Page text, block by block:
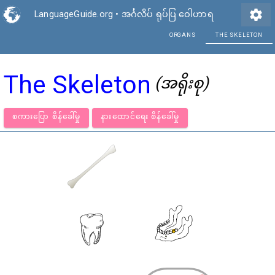
LanguageGuide.org • အင်္ဂလိပ် ရုပ်ပြ ဝေါဟာရ settings
The Skeleton (အရိုးစု)
စကားပြော စိန်ခေါ်မှု နားထောင်ရေး စိန်ခေါ်မှု